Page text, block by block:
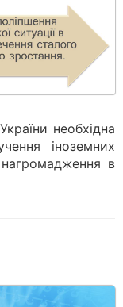
необхідна
іноземних
в